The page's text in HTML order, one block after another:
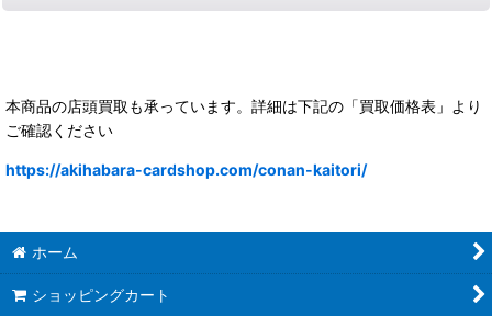
本商品の店頭買取も承っています。詳細は下記の「買取価格表」より
ご確認ください
https://akihabara-cardshop.com/conan-kaitori/
ホーム
ショッピングカート